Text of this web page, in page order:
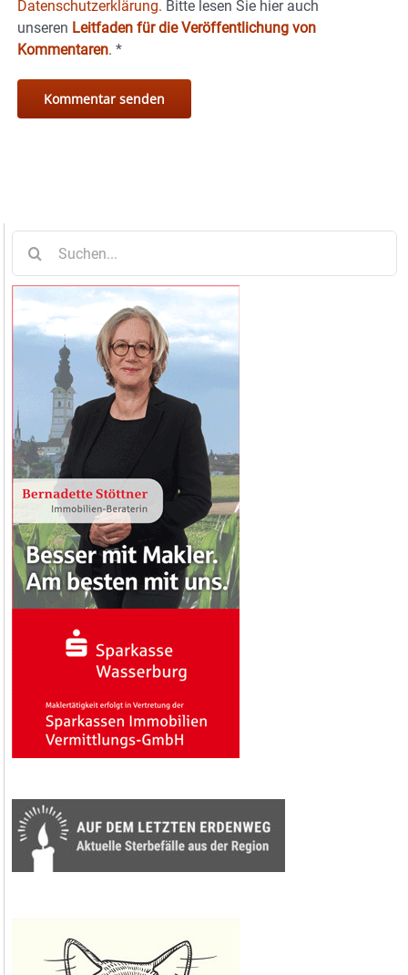
Datenschutzerklärung. Bitte lesen Sie hier auch
unseren Leitfaden für die Veröffentlichung von
Kommentaren. *
nach: